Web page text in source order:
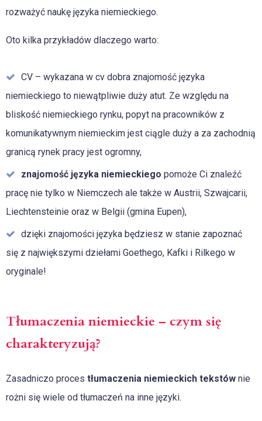
rozważyć naukę języka niemieckiego.
Oto kilka przykładów dlaczego warto:
CV – wykazana w cv dobra znajomość języka
niemieckiego to niewątpliwie duży atut. Ze względu na
bliskość niemieckiego rynku, popyt na pracowników z
komunikatywnym niemieckim jest ciągle duży a za zachodnią
granicą rynek pracy jest ogromny,
znajomość języka niemieckiego pomoże Ci znaleźć
pracę nie tylko w Niemczech ale także w Austrii, Szwajcarii,
Liechtensteinie oraz w Belgii (gmina Eupen),
dzięki znajomości języka będziesz w stanie zapoznać
się z największymi dziełami Goethego, Kafki i Rilkego w
oryginale!
Tłumaczenia niemieckie – czym się
charakteryzują?
Zasadniczo proces tłumaczenia niemieckich tekstów nie
rożni się wiele od tłumaczeń na inne języki.